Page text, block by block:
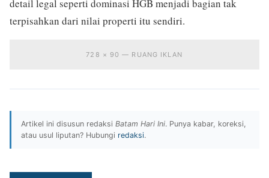
detail legal seperti dominasi HGB menjadi bagian tak
terpisahkan dari nilai properti itu sendiri.
728 × 90 — RUANG IKLAN
Artikel ini disusun redaksi Batam Hari Ini. Punya kabar, koreksi,
atau usul liputan? Hubungi redaksi.